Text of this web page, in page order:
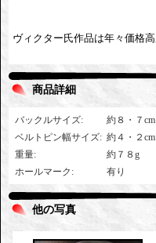
ヴィクター氏作品は年々価格
商品詳細
バックルサイズ:
約８・７
ベルトピン幅サイズ: 約４・２
重量:
約７８g
ホールマーク : 有り
他の写真